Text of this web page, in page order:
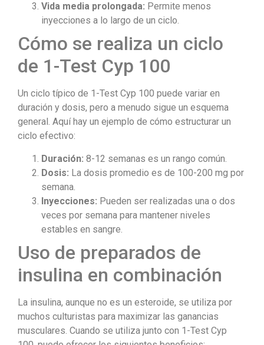
Vida media prolongada: Permite menos
inyecciones a lo largo de un ciclo.
Cómo se realiza un ciclo
de 1-Test Cyp 100
Un ciclo típico de 1-Test Cyp 100 puede variar en
duración y dosis, pero a menudo sigue un esquema
general. Aquí hay un ejemplo de cómo estructurar un
ciclo efectivo:
Duración: 8-12 semanas es un rango común.
Dosis: La dosis promedio es de 100-200 mg por
semana.
Inyecciones: Pueden ser realizadas una o dos
veces por semana para mantener niveles
estables en sangre.
Uso de preparados de
insulina en combinación
La insulina, aunque no es un esteroide, se utiliza por
muchos culturistas para maximizar las ganancias
musculares. Cuando se utiliza junto con 1-Test Cyp